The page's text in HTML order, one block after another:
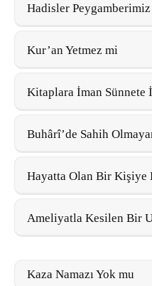
Hadisler Peygamberimiz
Kur’an Yetmez mi
Kitaplara İman Sünnete
Buhârî’de Sahih
Hayatta Olan Bir Kişiye
Ameliyatla Kesilen Bir
Kaza Namazı Yok mu